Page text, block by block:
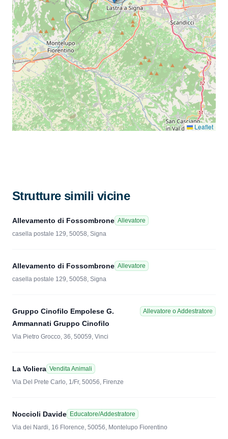
Leaflet
Strutture simili vicine
Allevamento di Fossombrone Allevatore
casella postale 129, 50058, Signa
Allevamento di Fossombrone Allevatore
casella postale 129, 50058, Signa
Gruppo Cinofilo Empolese G.
Ammannati Gruppo Cinofilo
Allevatore o Addestratore
Via Pietro Grocco, 36, 50059, Vinci
La Voliera Vendita Animali
Via Del Prete Carlo, 1/Fr, 50056, Firenze
Noccioli Davide Educatore/Addestratore
Via dei Nardi, 16 Florence, 50056, Montelupo Fiorentino